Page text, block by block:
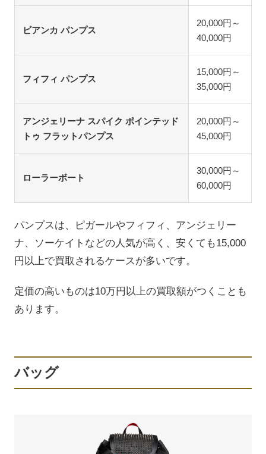
ビアンカ パンプス
20,000円～
40,000円
フィフィ パンプス
15,000円～
35,000円
アンジェリーナ スパイク ポインテッド
トゥ フラットパンプス
20,000円～
45,000円
ローラーボート
30,000円～
60,000円
パンプスは、ピガールやフィフィ、アンジェリー
ナ、ソーケイトなどの人気が高く、安くても15,000
円以上で買取されるケースが多いです。
定価の高いものは10万円以上の買取額がつくことも
あります。
バッグ